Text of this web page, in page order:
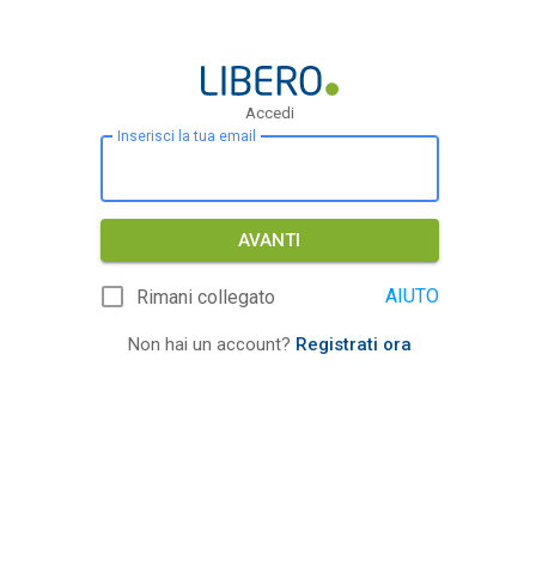
Accedi
Inserisci la tua email
AVANTI
Rimani collegato AIUTO
Non hai un account? Registrati ora